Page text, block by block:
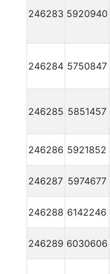
246283 5920940
246284 5750847
246285 5851457
246286 5921852
246287 5974677
246288 6142246
246289 6030606